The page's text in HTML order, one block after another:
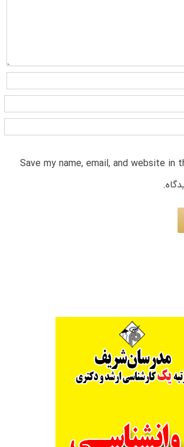
Save my name, email, and website in